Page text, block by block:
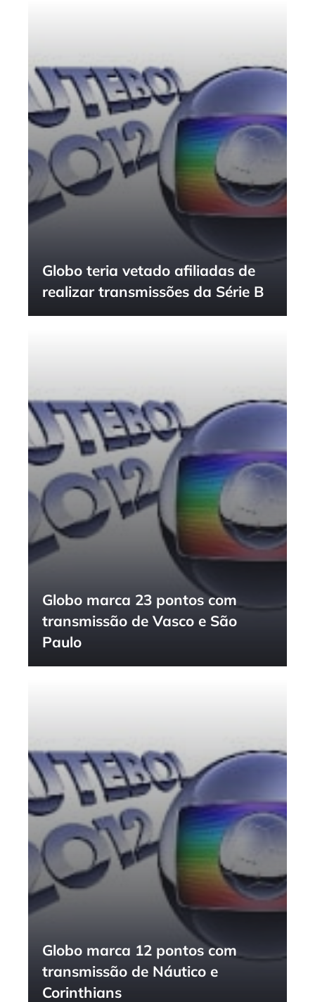
Globo teria vetado afiliadas de
realizar transmissões da Série B
Globo marca 23 pontos com
transmissão de Vasco e São
Paulo
Globo marca 12 pontos com
transmissão de Náutico e
Corinthians